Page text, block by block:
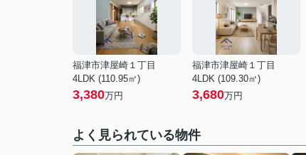
福津市津屋崎１丁目
4LDK (110.95㎡)
3,380万円
福津市津屋崎１丁目
4LDK (109.30㎡)
3,680万円
よく見られている物件